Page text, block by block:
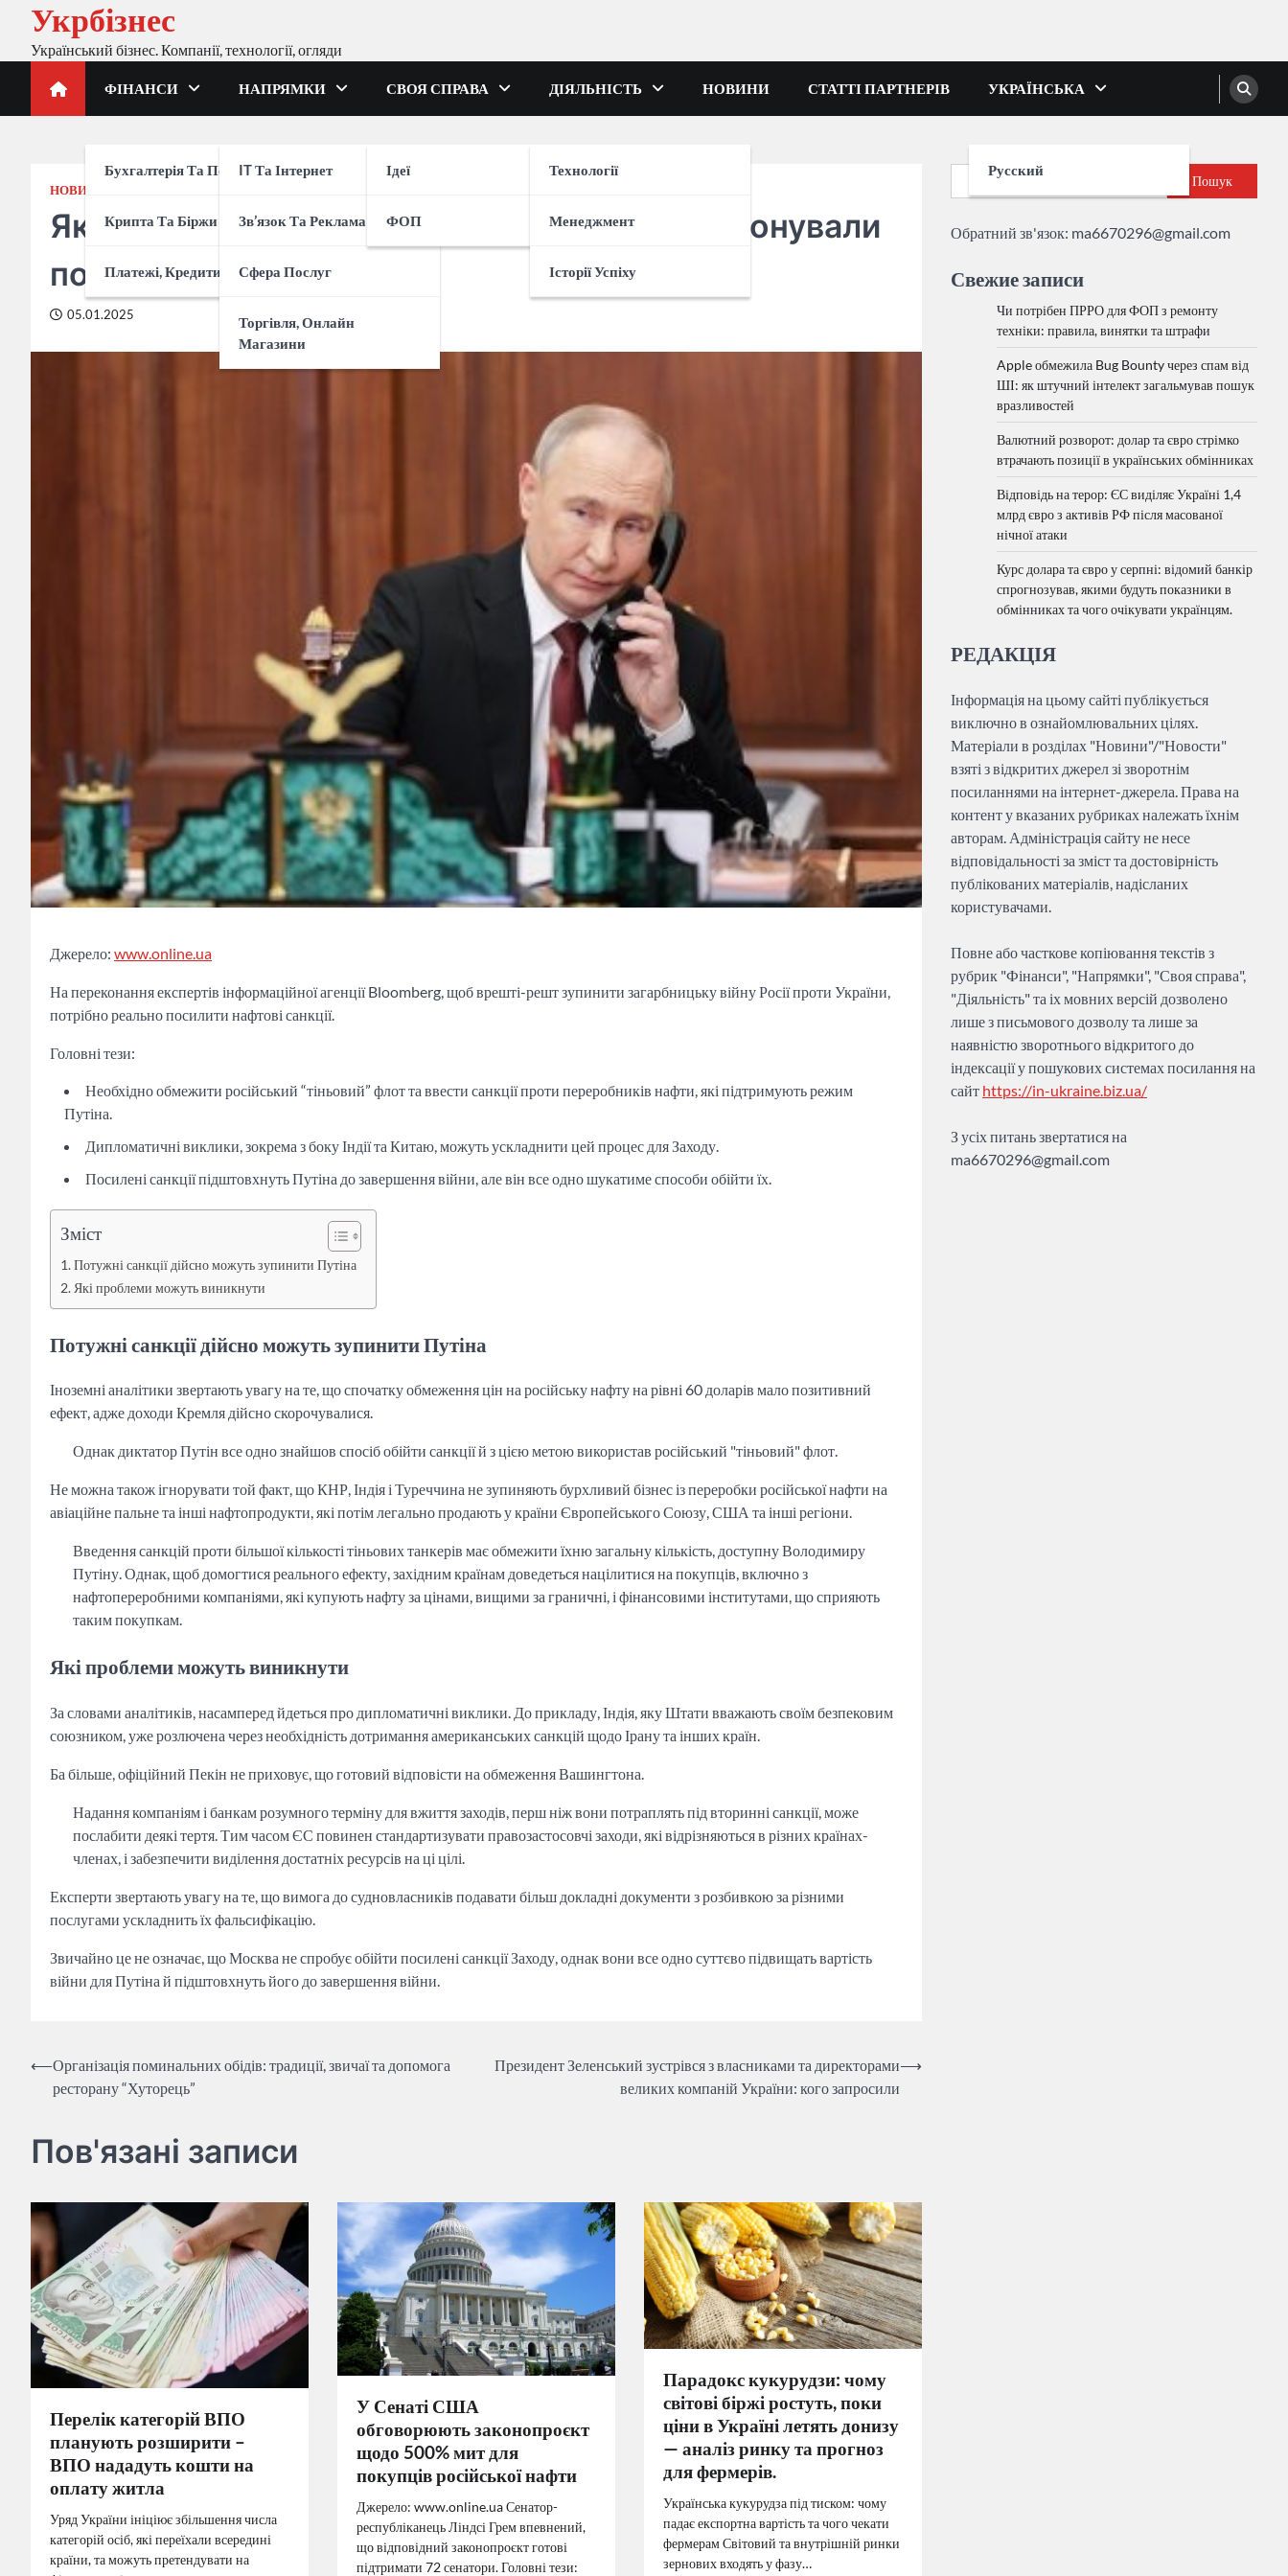
Перейти
вмісту
Укрбізнес
Український бізнес. Компанії, технології, огляди
ФІНАНСИ
Бухгалтерія Та Податки
Крипта Та Біржи
Платежі, Кредити, Банки
НАПРЯМКИ
IT Та Інтернет
Зв’язок Та Реклама
Сфера Послуг
Торгівля, Онлайн
Магазини
СВОЯ СПРАВА
Ідеї
ФОП
ДІЯЛЬНІСТЬ
Технології
Менеджмент
Історії Успіху
НОВИНИ СТАТТІ ПАРТНЕРІВ УКРАЇНСЬКА
Русский
НОВИНИ
Як зупинити війну Путіна. Аналітики запропонували
потужний інструмент
05.01.2025
Джерело: www.online.ua
На переконання експертів інформаційної агенції Bloomberg, щоб врешті-решт зупинити загарбницьку війну Росії проти України,
потрібно реально посилити нафтові санкції.
Головні тези:
Необхідно обмежити російський “тіньовий” флот та ввести санкції проти переробників нафти, які підтримують режим
Путіна.
Дипломатичні виклики, зокрема з боку Індії та Китаю, можуть ускладнити цей процес для Заходу.
Посилені санкції підштовхнуть Путіна до завершення війни, але він все одно шукатиме способи обійти їх.
Зміст
Потужні санкції дійсно можуть зупинити Путіна
Які проблеми можуть виникнути
Потужні санкції дійсно можуть зупинити Путіна
Іноземні аналітики звертають увагу на те, що спочатку обмеження цін на російську нафту на рівні 60 доларів мало позитивний
ефект, адже доходи Кремля дійсно скорочувалися.
Однак диктатор Путін все одно знайшов спосіб обійти санкції й з цією метою використав російський "тіньовий" флот.
Не можна також ігнорувати той факт, що КНР, Індія і Туреччина не зупиняють бурхливий бізнес із переробки російської нафти на
авіаційне пальне та інші нафтопродукти, які потім легально продають у країни Європейського Союзу, США та інші регіони.
Введення санкцій проти більшої кількості тіньових танкерів має обмежити їхню загальну кількість, доступну Володимиру
Путіну. Однак, щоб домогтися реального ефекту, західним країнам доведеться націлитися на покупців, включно з
нафтопереробними компаніями, які купують нафту за цінами, вищими за граничні, і фінансовими інститутами, що сприяють
таким покупкам.
Які проблеми можуть виникнути
За словами аналітиків, насамперед йдеться про дипломатичні виклики. До прикладу, Індія, яку Штати вважають своїм безпековим
союзником, уже розлючена через необхідність дотримання американських санкцій щодо Ірану та інших країн.
Ба більше, офіційний Пекін не приховує, що готовий відповісти на обмеження Вашингтона.
Надання компаніям і банкам розумного терміну для вжиття заходів, перш ніж вони потраплять під вторинні санкції, може
послабити деякі тертя. Тим часом ЄС повинен стандартизувати правозастосовчі заходи, які відрізняються в різних країнах-
членах, і забезпечити виділення достатніх ресурсів на ці цілі.
Експерти звертають увагу на те, що вимога до судновласників подавати більш докладні документи з розбивкою за різними
послугами ускладнить їх фальсифікацію.
Звичайно це не означає, що Москва не спробує обійти посилені санкції Заходу, однак вони все одно суттєво підвищать вартість
війни для Путіна й підштовхнуть його до завершення війни.
Навігація
записів
⟵Організація поминальних обідів: традиції, звичаї та допомога
ресторану “Хуторець”
Президент Зеленський зустрівся з власниками та директорами
великих компаній України: кого запросили
⟶
Пов'язані записи
Перелік категорій ВПО
планують розширити –
ВПО нададуть кошти на
оплату житла
Уряд України ініціює збільшення числа
категорій осіб, які переїхали всередині
країни, та можуть претендувати на
У Сенаті США
обговорюють законопроєкт
щодо 500% мит для
покупців російської нафти
Джерело: www.online.ua Сенатор-
республіканець Ліндсі Грем впевнений,
що відповідний законопроєкт готові
підтримати 72 сенатори. Головні тези:
Парадокс кукурудзи: чому
світові біржі ростуть, поки
ціни в Україні летять донизу
— аналіз ринку та прогноз
для фермерів.
Українська кукурудза під тиском: чому
падає експортна вартість та чого чекати
фермерам Світовий та внутрішній ринки
зернових входять у фазу…
Пошук
Обратний зв'язок: ma6670296@gmail.com
Свежие записи
Чи потрібен ПРРО для ФОП з ремонту
техніки: правила, винятки та штрафи
Apple обмежила Bug Bounty через спам від
ШІ: як штучний інтелект загальмував пошук
вразливостей
Валютний розворот: долар та євро стрімко
втрачають позиції в українських обмінниках
Відповідь на терор: ЄС виділяє Україні 1,4
млрд євро з активів РФ після масованої
нічної атаки
Курс долара та євро у серпні: відомий банкір
спрогнозував, якими будуть показники в
обмінниках та чого очікувати українцям.
РЕДАКЦІЯ
Інформація на цьому сайті публікується
виключно в ознайомлювальних цілях.
Матеріали в розділах "Новини"/"Новости"
взяті з відкритих джерел зі зворотнім
посиланнями на інтернет-джерела. Права на
контент у вказаних рубриках належать їхнім
авторам. Адміністрація сайту не несе
відповідальності за зміст та достовірність
публікованих матеріалів, надісланих
користувачами.
Повне або часткове копіювання текстів з
рубрик "Фінанси", "Напрямки", "Своя справа",
"Діяльність" та іх мовних версій дозволено
лише з письмового дозволу та лише за
наявністю зворотнього відкритого до
індексації у пошукових системах посилання на
сайт https://in-ukraine.biz.ua/
З усіх питань звертатися на
ma6670296@gmail.com